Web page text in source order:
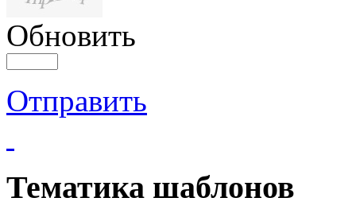
Обновить
Отправить
Тематика шаблонов